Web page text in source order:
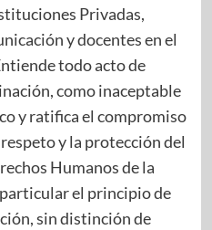
Privadas,
y docentes en el
todo acto de
como inaceptable
y ratifica el compromiso
y la protección del
Humanos de la
el principio de
sin distinción de